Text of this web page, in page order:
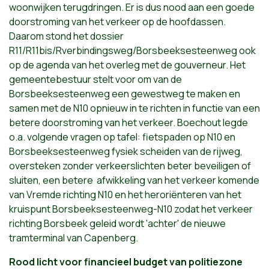
woonwijken terugdringen. Er is dus nood aan een goede
doorstroming van het verkeer op de hoofdassen.
Daarom stond het dossier
R11/R11bis/Rverbindingsweg/Borsbeeksesteenweg ook
op de agenda van het overleg met de gouverneur. Het
gemeentebestuur stelt voor om van de
Borsbeeksesteenweg een gewestweg te maken en
samen met de N10 opnieuw in te richten in functie van een
betere doorstroming van het verkeer. Boechout legde
o.a. volgende vragen op tafel: fietspaden op N10 en
Borsbeeksesteenweg fysiek scheiden van de rijweg,
oversteken zonder verkeerslichten beter beveiligen of
sluiten, een betere afwikkeling van het verkeer komende
van Vremde richting N10 en het heroriënteren van het
kruispunt Borsbeeksesteenweg-N10 zodat het verkeer
richting Borsbeek geleid wordt 'achter' de nieuwe
tramterminal van Capenberg.
Rood licht voor financieel budget van politiezone